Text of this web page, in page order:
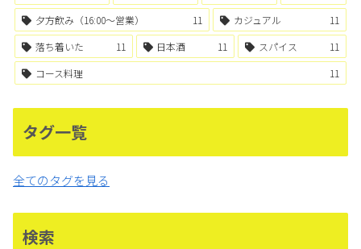
夕方飲み（16:00〜営業）
11 カジュアル
11
落ち着いた
11 日本酒 11 スパイス
11
コース料理
11
タグ一覧
全てのタグを見る
検索